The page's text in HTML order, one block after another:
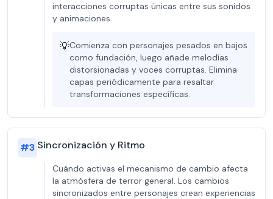
interacciones corruptas únicas entre sus sonidos
y animaciones.
💡Comienza con personajes pesados en bajos
como fundación, luego añade melodías
distorsionadas y voces corruptas. Elimina
capas periódicamente para resaltar
transformaciones específicas.
#3 Sincronización y Ritmo
Cuándo activas el mecanismo de cambio afecta
la atmósfera de terror general. Los cambios
sincronizados entre personajes crean experiencias